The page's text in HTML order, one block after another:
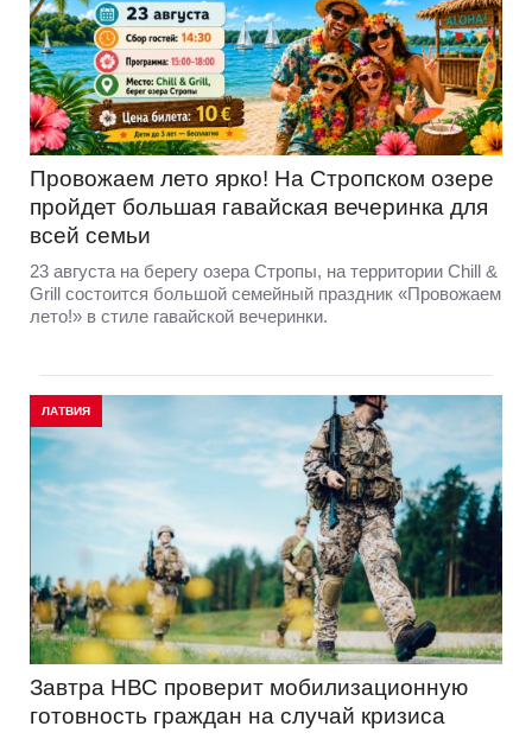
Провожаем лето ярко! На Стропском озере
пройдет большая гавайская вечеринка для
всей семьи
23 августа на берегу озера Стропы, на территории Chill &
Grill состоится большой семейный праздник «Провожаем
лето!» в стиле гавайской вечеринки.
ЛАТВИЯ
Завтра НВС проверит мобилизационную
готовность граждан на случай кризиса